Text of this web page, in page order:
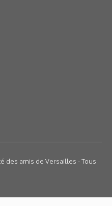
des amis de Versailles - Tous